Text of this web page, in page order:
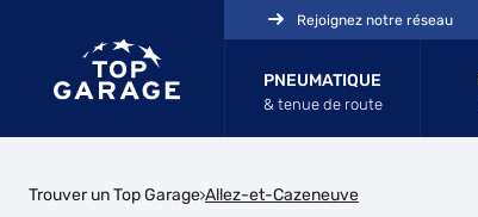
PNEUMATIQUE
& tenue de route
Rejoignez notre réseau
Trouver un Top Garage Allez-et-Cazeneuve